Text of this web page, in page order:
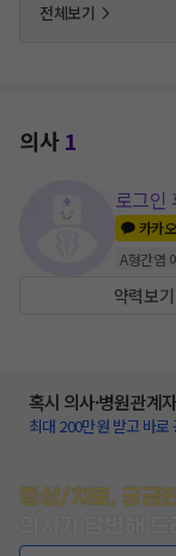
전체보기
의사1
로그인
카카오
A형간염
약력보기
혹시 의사·병원관계
최대 200만원 받고 바
증상/치료, 궁금